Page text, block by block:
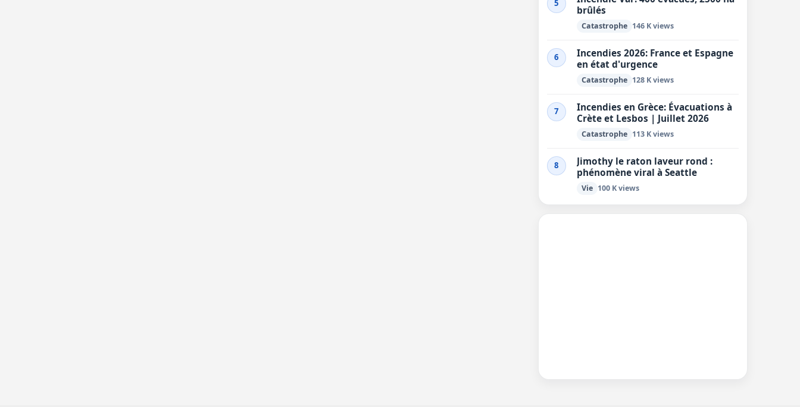
5
brûlés
Catastrophe 146 K views
6
Incendies 2026: France et Espagne
en état d'urgence
Catastrophe 128 K views
7
Incendies en Grèce: Évacuations à
Crète et Lesbos | Juillet 2026
Catastrophe 113 K views
8
Jimothy le raton laveur rond :
phénomène viral à Seattle
Vie 100 K views